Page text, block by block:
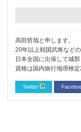
高田哲哉と申します。
20年以上戦国武将など
日本全国に出張して城
資格は国内旅行地理検
Twitter